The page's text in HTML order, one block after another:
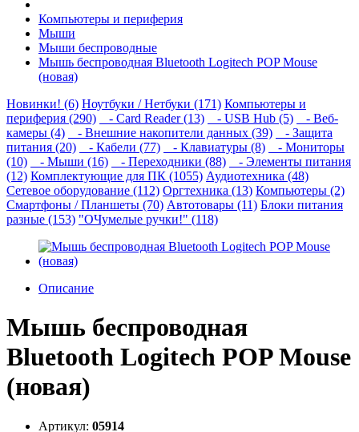
Компьютеры и периферия
Мыши
Мыши беспроводные
Мышь беспроводная Bluetooth Logitech POP Mouse
(новая)
Новинки! (6) Ноутбуки / Нетбуки (171) Компьютеры и
периферия (290)
- Card Reader (13) - USB Hub (5)
- Веб-
камеры (4)
- Внешние накопители данных (39)
- Защита
питания (20)
- Кабели (77) - Клавиатуры (8)
- Мониторы
(10)
- Мыши (16) - Переходники (88)
- Элементы питания
(12) Комплектующие для ПК (1055) Аудиотехника (48)
Сетевое оборудование (112) Оргтехника (13) Компьютеры (2)
Смартфоны / Планшеты (70) Автотовары (11) Блоки питания
разные (153) "ОЧумелые ручки!" (118)
Описание
Мышь беспроводная
Bluetooth Logitech POP Mouse
(новая)
Артикул: 05914